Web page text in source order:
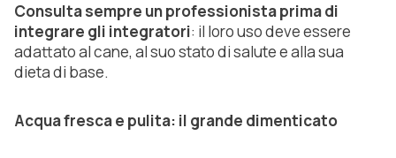
Consulta sempre un professionista prima di
integrare gli integratori: il loro uso deve essere
adattato al cane, al suo stato di salute e alla sua
dieta di base.
Acqua fresca e pulita: il grande dimenticato